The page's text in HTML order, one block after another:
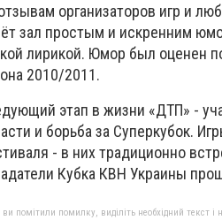
организаторов игр и
зал простым и искренним
лирикой. Юмор был оценен
2010/2011.
этап в жизни «ДТП» -
и борьба за Суперкубок.
- в них традиционно
Кубка КВН Украины
помітили помилку, виділіть необхідний текст